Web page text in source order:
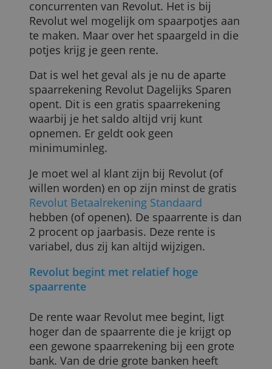
Een spaarrekening openen kon dusverre
niet bij Revolut, zoals dat wel al lange tijd
concurrenten van Revolut. Het is bij
Revolut wel mogelijk om spaarpotjes aan
te maken. Maar over het spaargeld in die
potjes krijg je geen rente.
Dat is wel het geval als je nu de aparte
spaarrekening Revolut Dagelijks Sparen
opent. Dit is een gratis spaarrekening
waarbij je het saldo altijd vrij kunt
opnemen. Er geldt ook geen
minimuminleg.
Je moet wel al klant zijn bij Revolut (of
willen worden) en op zijn minst de gratis
hebben (of openen). De spaarrente is
2 procent op jaarbasis. Deze rente is
variabel, dus zij kan altijd wijzigen.